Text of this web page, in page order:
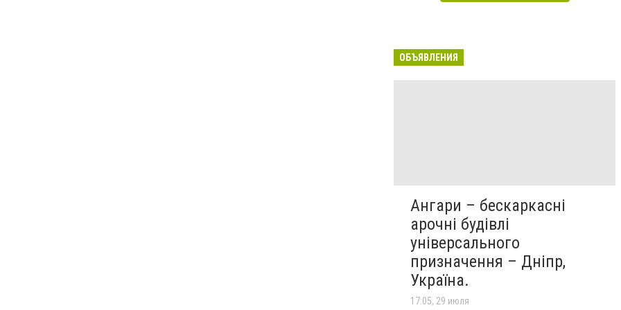
ОБЪЯВЛЕНИЯ
Ангари – бескаркасні
арочні будівлі
універсального
призначення – Дніпр,
Україна.
17:05, 29 июля